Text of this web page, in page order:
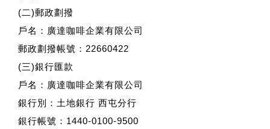
(二)郵政劃撥
戶名：廣達咖啡企業有限公司
郵政劃撥帳號：22660422
(三)銀行匯款
戶名：廣達咖啡企業有限公司
銀行別：土地銀行 西屯分行
銀行帳號：1440-0100-9500